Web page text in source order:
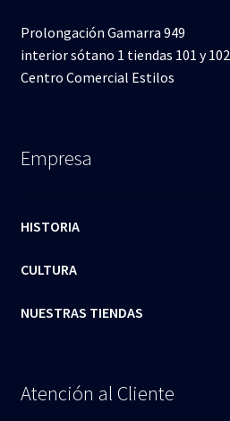
Prolongación Gamarra 949
interior sótano 1 tiendas 101 y 102
Centro Comercial Estilos
Empresa
HISTORIA
CULTURA
NUESTRAS TIENDAS
Atención al Cliente